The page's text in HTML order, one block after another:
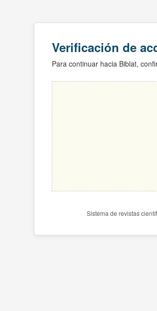
Verificación de
Para continuar hacia Biblat,
Sistema de revistas